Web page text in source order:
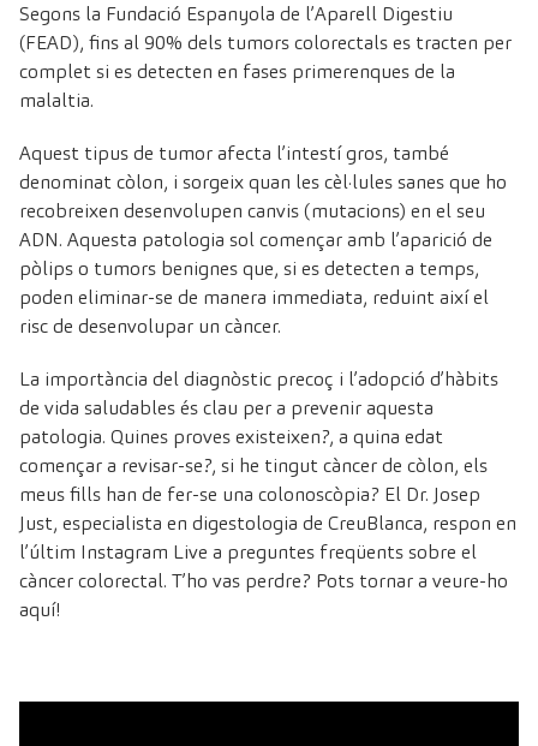
Segons la Fundació Espanyola de l’Aparell Digestiu
(FEAD), fins al 90% dels tumors colorectals es tracten per
complet si es detecten en fases primerenques de la
malaltia.
Aquest tipus de tumor afecta l’intestí gros, també
denominat còlon, i sorgeix quan les cèl·lules sanes que ho
recobreixen desenvolupen canvis (mutacions) en el seu
ADN. Aquesta patologia sol començar amb l’aparició de
pòlips o tumors benignes que, si es detecten a temps,
poden eliminar-se de manera immediata, reduint així el
risc de desenvolupar un càncer.
La importància del diagnòstic precoç i l’adopció d’hàbits
de vida saludables és clau per a prevenir aquesta
patologia. Quines proves existeixen?, a quina edat
començar a revisar-se?, si he tingut càncer de còlon, els
meus fills han de fer-se una colonoscòpia? El Dr. Josep
Just, especialista en digestologia de CreuBlanca, respon en
l’últim Instagram Live a preguntes freqüents sobre el
càncer colorectal. T’ho vas perdre? Pots tornar a veure-ho
aquí!